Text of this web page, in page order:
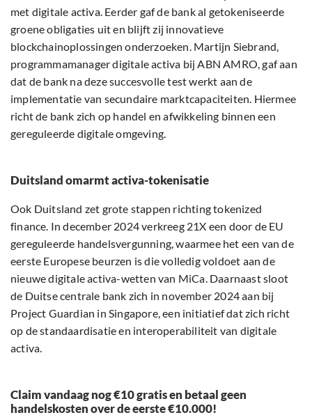
met digitale activa. Eerder gaf de bank al getokeniseerde
groene obligaties uit en blijft zij innovatieve
blockchainoplossingen onderzoeken. Martijn Siebrand,
programmamanager digitale activa bij ABN AMRO, gaf aan
dat de bank na deze succesvolle test werkt aan de
implementatie van secundaire marktcapaciteiten. Hiermee
richt de bank zich op handel en afwikkeling binnen een
gereguleerde digitale omgeving.
Duitsland omarmt activa-tokenisatie
Ook Duitsland zet grote stappen richting tokenized
finance. In december 2024 verkreeg 21X een door de EU
gereguleerde handelsvergunning, waarmee het een van de
eerste Europese beurzen is die volledig voldoet aan de
nieuwe digitale activa-wetten van MiCa. Daarnaast sloot
de Duitse centrale bank zich in november 2024 aan bij
Project Guardian in Singapore, een initiatief dat zich richt
op de standaardisatie en interoperabiliteit van digitale
activa.
Claim vandaag nog €10 gratis en betaal geen
handelskosten over de eerste €10.000!